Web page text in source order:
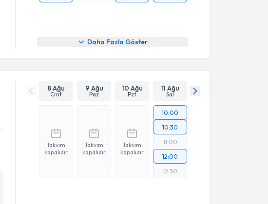
Daha Fazla Göster
8 Ağu
Cmt
9 Ağu
Paz
10 Ağu
Pzt
11 Ağu
Sal
Takvim
kapalıdır
Takvim
kapalıdır
Takvim
kapalıdır
10:00
10:30
11:00
12:00
12:30